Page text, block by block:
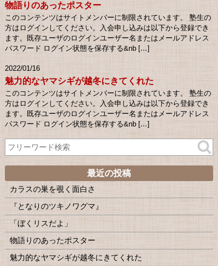
物語りのあったポスター
このコンテンツはサイトメンバーに制限されています。 塾生の
方はログインしてください。入会申し込みは以下から登録でき
ます。既存ユーザのログインユーザー名またはメールアドレス
パスワード ログイン状態を保存する&nb […]
2022/01/16
魅力的なヤマシギが越冬にきてくれた
このコンテンツはサイトメンバーに制限されています。 塾生の
方はログインしてください。入会申し込みは以下から登録でき
ます。既存ユーザのログインユーザー名またはメールアドレス
パスワード ログイン状態を保存する&nb […]
最近の投稿
カラスの巣を覗く面白さ
『となりのツキノワグマ』
「ぼくリスだよ」
物語りのあったポスター
魅力的なヤマシギが越冬にきてくれた